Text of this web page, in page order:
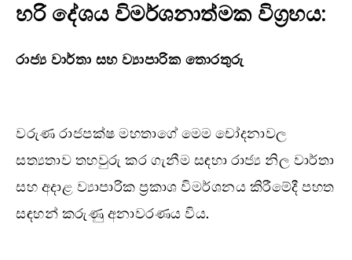
හරි දේශය විමර්ශනාත්මක විග්‍රහය:
රාජ්‍ය වාර්තා සහ ව්‍යාපාරික තොරතුරු‌
වරුණ රාජපක්ෂ මහතාගේ මෙම චෝදනාවල
සත්‍යතාව තහවුරු කර ගැනීම සඳහා රාජ්‍ය නිල වාර්තා
සහ අදාළ ව්‍යාපාරික ප්‍රකාශ විමර්ශනය කිරීමේදී පහත
සඳහන් කරුණු අනාවරණය විය.